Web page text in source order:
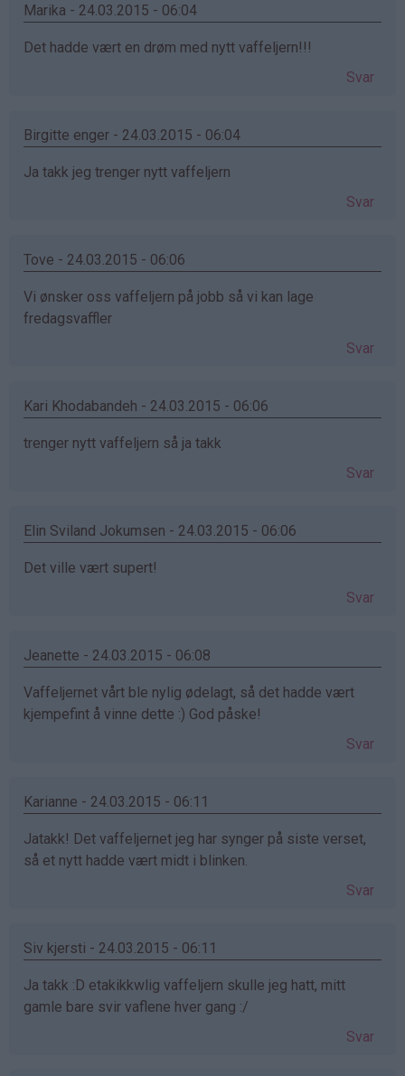
Marika - 24.03.2015 - 06:04
Det hadde vært en drøm med nytt vaffeljern!!!
Svar
Birgitte enger - 24.03.2015 - 06:04
Ja takk jeg trenger nytt vaffeljern
Svar
Tove - 24.03.2015 - 06:06
Vi ønsker oss vaffeljern på jobb så vi kan lage
fredagsvaffler
Svar
Kari Khodabandeh - 24.03.2015 - 06:06
trenger nytt vaffeljern så ja takk
Svar
Elin Sviland Jokumsen - 24.03.2015 - 06:06
Det ville vært supert!
Svar
Jeanette - 24.03.2015 - 06:08
Vaffeljernet vårt ble nylig ødelagt, så det hadde vært
kjempefint å vinne dette :) God påske!
Svar
Karianne - 24.03.2015 - 06:11
Jatakk! Det vaffeljernet jeg har synger på siste verset,
så et nytt hadde vært midt i blinken.
Svar
Siv kjersti - 24.03.2015 - 06:11
Ja takk :D etakikkwlig vaffeljern skulle jeg hatt, mitt
gamle bare svir vaflene hver gang :/
Svar